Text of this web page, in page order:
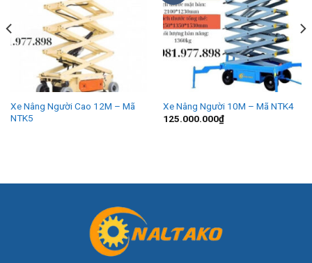
Xe Nâng Người Cao 12M – Mã
NTK5
Xe Nâng Người 10M – Mã NTK4
125.000.000₫